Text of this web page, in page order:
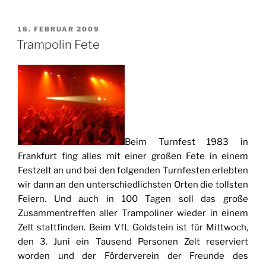
VERÖFFENTLICHT
AM
18. FEBRUAR 2009
Trampolin Fete
Beim Turnfest 1983 in
Frankfurt fing alles mit einer großen Fete in einem
Festzelt an und bei den folgenden Turnfesten erlebten
wir dann an den unterschiedlichsten Orten die tollsten
Feiern. Und auch in 100 Tagen soll das große
Zusammentreffen aller Trampoliner wieder in einem
Zelt stattfinden. Beim VfL Goldstein ist für Mittwoch,
den 3. Juni ein Tausend Personen Zelt reserviert
worden und der Förderverein der Freunde des